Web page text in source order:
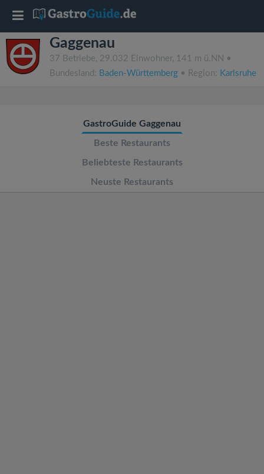
Gaggenau
37 Betriebe, 29.032 Einwohner, 141 m ü.NN •
Bundesland: Baden-Württemberg • Region: Karlsruhe
GastroGuide Gaggenau
Beste Restaurants
Beliebteste Restaurants
Neuste Restaurants
T
o
g